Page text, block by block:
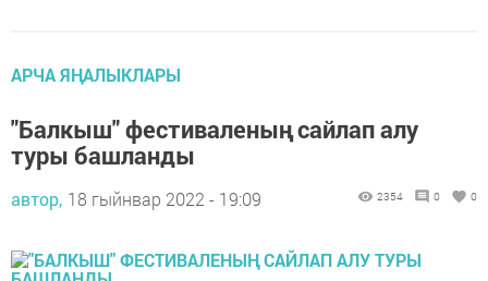
АРЧА ЯҢАЛЫКЛАРЫ
"Балкыш" фестиваленың сайлап алу
туры башланды
автор, 18 гыйнвар 2022 - 19:09 2354 0 0